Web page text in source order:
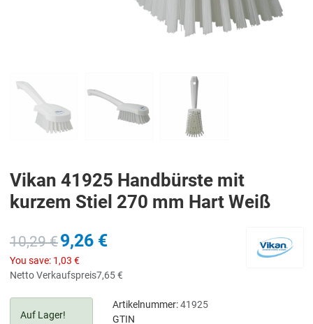
Vikan 41925 Handbürste mit
kurzem Stiel 270 mm Hart Weiß
10,29 €9,26 €
You save: 1,03 €
Netto Verkaufspreis7,65 €
Auf Lager!
Artikelnummer:41925
GTIN